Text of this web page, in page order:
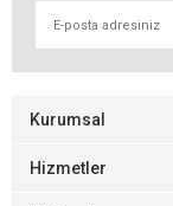
Kurumsal
Hizmetler